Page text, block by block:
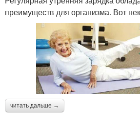
преимуществ для организма. Вот
читать дальше →